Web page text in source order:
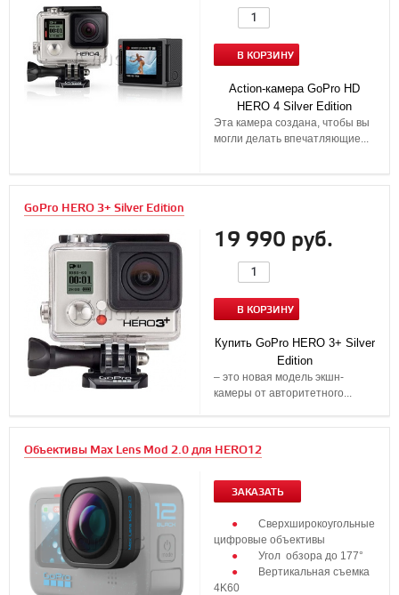
В КОРЗИНУ
Action-камера GoPro HD
HERO 4 Silver Edition
Эта камера создана, чтобы вы
могли делать впечатляющие...
GoPro HERO 3+ Silver Edition
19 990 руб.
В КОРЗИНУ
Купить GoPro HERO 3+ Silver
Edition
– это новая модель экшн-
камеры от авторитетного...
Объективы Max Lens Mod 2.0 для HERO12
ЗАКАЗАТЬ
Сверхширокоугольные
цифровые объективы
Угол обзора до 177°
Вертикальная съемка
4K60